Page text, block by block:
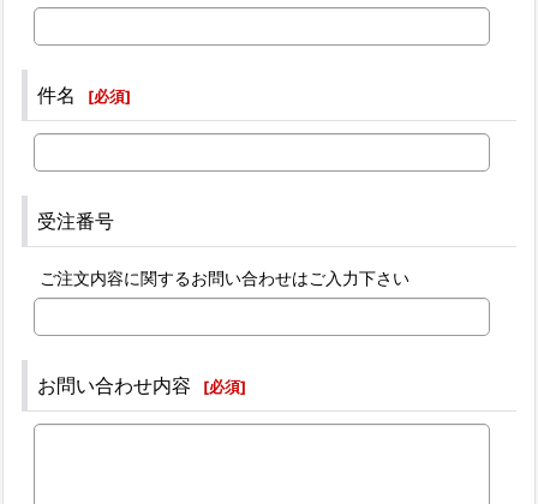
件名 [必須]
受注番号
ご注文内容に関するお問い合わせはご入力下さい
お問い合わせ内容 [必須]